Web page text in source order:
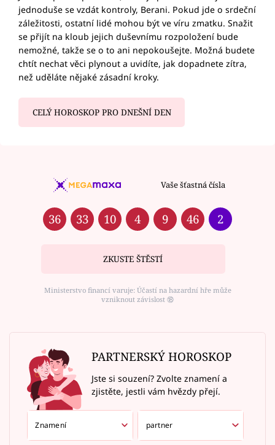
jednoduše se vzdát kontroly, Berani. Pokud jde o srdeční
záležitosti, ostatní lidé mohou být ve víru zmatku. Snažit
se přijít na kloub jejich duševnímu rozpoložení bude
nemožné, takže se o to ani nepokoušejte. Možná budete
chtít nechat věci plynout a uvidíte, jak dopadnete zítra,
než uděláte nějaké zásadní kroky.
CELÝ HOROSKOP PRO DNEŠNÍ DEN
Vaše šťastná čísla
36 33 10 4 9 46 2
ZKUSTE ŠTĚSTÍ
Ministerstvo financí varuje: Účastí na hazardní hře může
vzniknout závislost ⑱
PARTNERSKÝ HOROSKOP
Jste si souzení? Zvolte znamení a
zjistěte, jestli vám hvězdy přejí.